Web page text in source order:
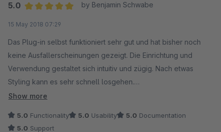
5.0
by Benjamin Schwabe
15 May 2018 07:29
Das Plug-in selbst funktioniert sehr gut und hat bisher noch
keine Ausfallerscheinungen gezeigt. Die Einrichtung und
Verwendung gestaltet sich intuitiv und zügig. Nach etwas
Styling kann es sehr schnell losgehen.
schnell beantwortet und auch umgesetzt. Insgesamt sind wir
Show more
5.0 Functionality 5.0 Usability 5.0 Documentation
5.0 Support